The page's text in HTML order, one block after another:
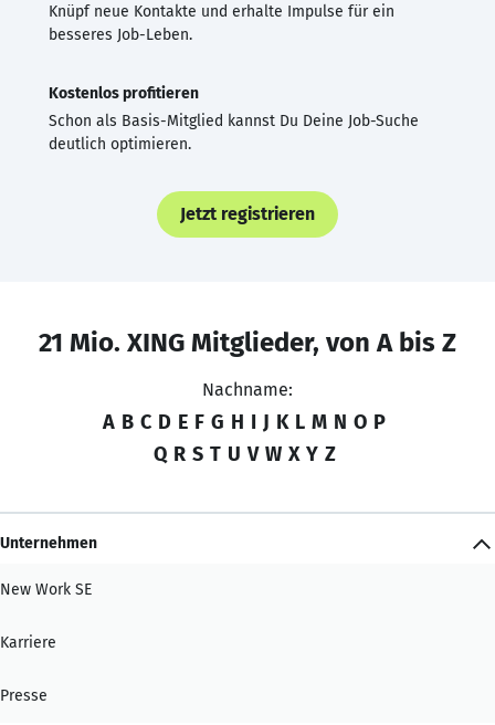
Knüpf neue Kontakte und erhalte Impulse für ein
besseres Job-Leben.
Kostenlos profitieren
Schon als Basis-Mitglied kannst Du Deine Job-Suche
deutlich optimieren.
Jetzt registrieren
21 Mio. XING Mitglieder, von A bis Z
Nachname:
A B C D E F G H I J K L M N O P
Q R S T U V W X Y Z
Unternehmen
New Work SE
Karriere
Presse